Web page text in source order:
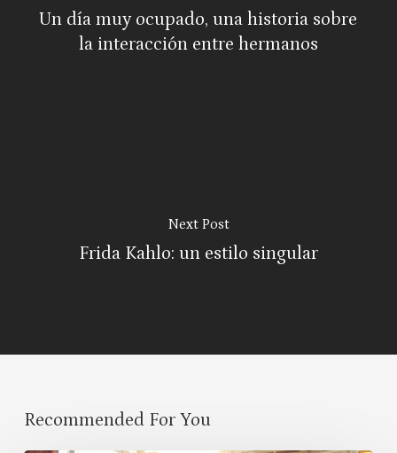
Un día muy ocupado, una historia sobre
la interacción entre hermanos
Next Post
Frida Kahlo: un estilo singular
Recommended For You